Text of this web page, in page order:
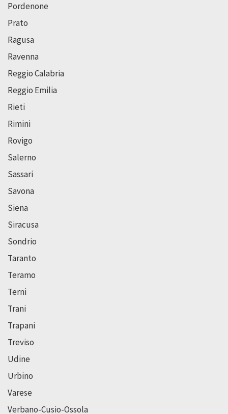
Pordenone
Prato
Ragusa
Ravenna
Reggio Calabria
Reggio Emilia
Rieti
Rimini
Rovigo
Salerno
Sassari
Savona
Siena
Siracusa
Sondrio
Taranto
Teramo
Terni
Trani
Trapani
Treviso
Udine
Urbino
Varese
Verbano-Cusio-Ossola